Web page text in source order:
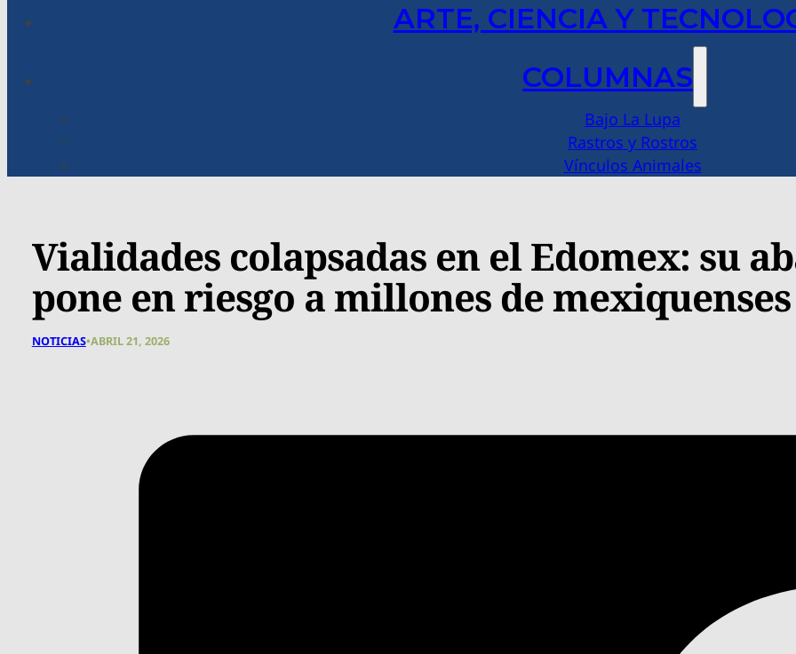
ARTE, CIENCIA Y
COLUMNAS
Bajo La Lupa
Rastros y Rostros
Vínculos Animales
Vialidades colapsadas en el Edomex: su
pone en riesgo a millones de mexiquenses
NOTICIAS•ABRIL 21, 2026